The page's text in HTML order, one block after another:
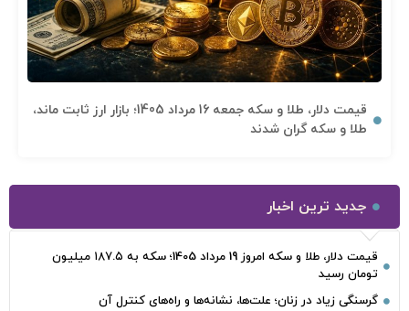
قیمت دلار، طلا و سکه جمعه 16 مرداد 1405؛ بازار ارز ثابت ماند،
طلا و سکه گران شدند
جدید ترین اخبار
قیمت دلار، طلا و سکه امروز 19 مرداد 1405؛ سکه به ۱۸۷.۵ میلیون
تومان رسید
گرسنگی زیاد در زنان؛ علت‌ها، نشانه‌ها و راه‌های کنترل آن